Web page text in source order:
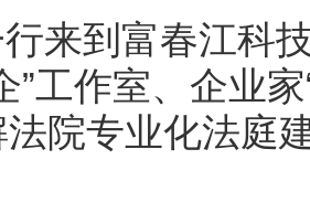
来到富春江科
”工作室、企业
院专业化法庭